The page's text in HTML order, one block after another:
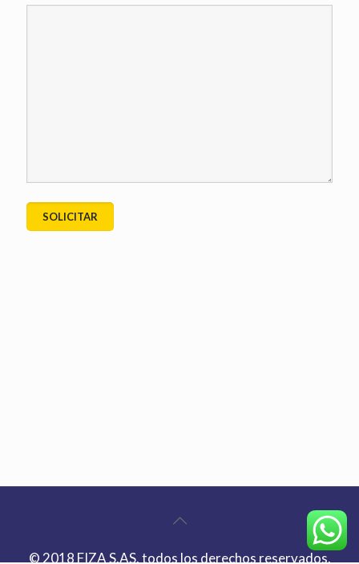
© 2018 FIZA S.AS. todos los derechos reservados.